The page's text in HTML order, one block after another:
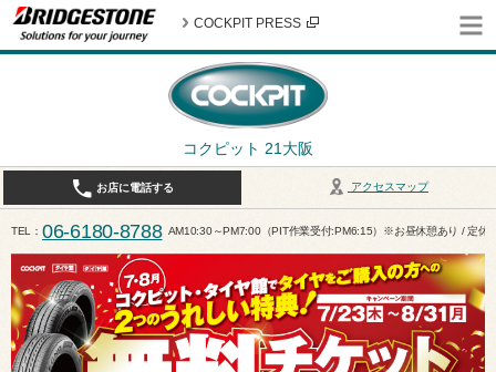
コクピット 21大阪
COCKPIT PRESS
アクセスマップ
お店に電話する
TEL 06-6180-8788 AM10:30～PM7:00（PIT作業受付:PM6:15）※お昼休憩あり / 定休